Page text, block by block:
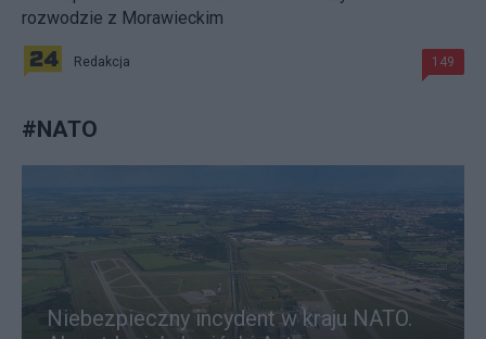
rozwodzie z Morawieckim
Redakcja 149
#NATO
Niebezpieczny incydent w kraju NATO.